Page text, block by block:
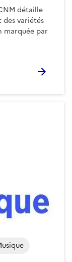
détaille
des variétés
marquée par